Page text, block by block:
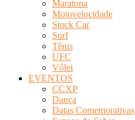
Maratona
Motovelocidade
Stock Car
Surf
Tênis
UFC
Vôlei
EVENTOS
CCXP
Dança
Datas Comemorativas